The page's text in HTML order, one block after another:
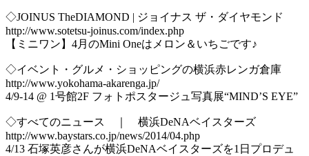
◇JOINUS TheDIAMOND | ジョイナス ザ・ダイヤモンド
http://www.sotetsu-joinus.com/index.php
【ミニワン】4月のMini Oneはメロン＆いちごです♪
◇イベント・グルメ・ショッピングの横浜赤レンガ倉庫
http://www.yokohama-akarenga.jp/
4/9-14 @ 1号館2F フォトポスタージュ写真展“MIND’S EYE”
◇すべてのニュース ｜ 横浜DeNAベイスターズ
http://www.baystars.co.jp/news/2014/04.php
4/13 石塚英彦さんが横浜DeNAベイスターズを1日プロデュ